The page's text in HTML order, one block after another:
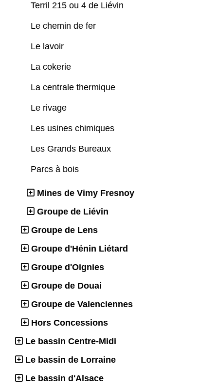
Terril 215 ou 4 de Liévin
Le chemin de fer
Le lavoir
La cokerie
La centrale thermique
Le rivage
Les usines chimiques
Les Grands Bureaux
Parcs à bois
Mines de Vimy Fresnoy
Groupe de Liévin
Groupe de Lens
Groupe d'Hénin Liétard
Groupe d'Oignies
Groupe de Douai
Groupe de Valenciennes
Hors Concessions
Le bassin Centre-Midi
Le bassin de Lorraine
Le bassin d'Alsace